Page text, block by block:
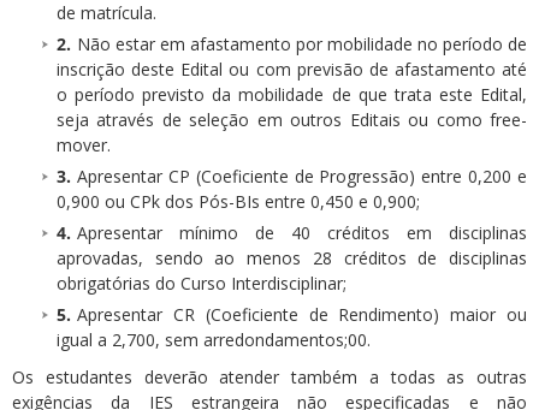
de matrícula.
Não estar em afastamento por mobilidade no período de
inscrição deste Edital ou com previsão de afastamento até
o período previsto da mobilidade de que trata este Edital,
seja através de seleção em outros Editais ou como free-
mover.
Apresentar CP (Coeficiente de Progressão) entre 0,200 e
0,900 ou CPk dos Pós-BIs entre 0,450 e 0,900;
Apresentar mínimo de 40 créditos em disciplinas
aprovadas, sendo ao menos 28 créditos de disciplinas
obrigatórias do Curso Interdisciplinar;
Apresentar CR (Coeficiente de Rendimento) maior ou
igual a 2,700, sem arredondamentos;00.
Os estudantes deverão atender também a todas as outras
exigências da IES estrangeira não especificadas e não